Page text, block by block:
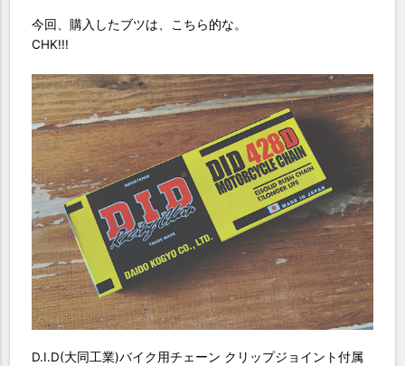
今回、購入したブツは、こちら的な。
CHK!!!
D.I.D(大同工業)バイク用チェーン クリップジョイント付属